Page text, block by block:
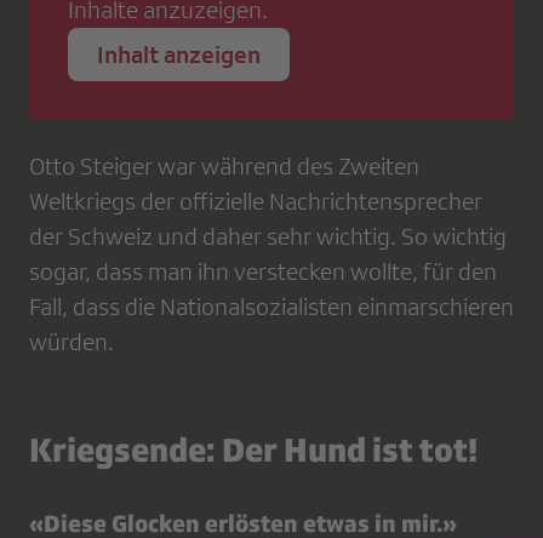
Inhalte anzuzeigen.
Inhalt anzeigen
Otto Steiger war während des Zweiten
Weltkriegs der offizielle Nachrichtensprecher
der Schweiz und daher sehr wichtig. So wichtig
sogar, dass man ihn verstecken wollte, für den
Fall, dass die Nationalsozialisten einmarschieren
würden.
Kriegsende: Der Hund ist tot!
«Diese Glocken erlösten etwas in mir.»